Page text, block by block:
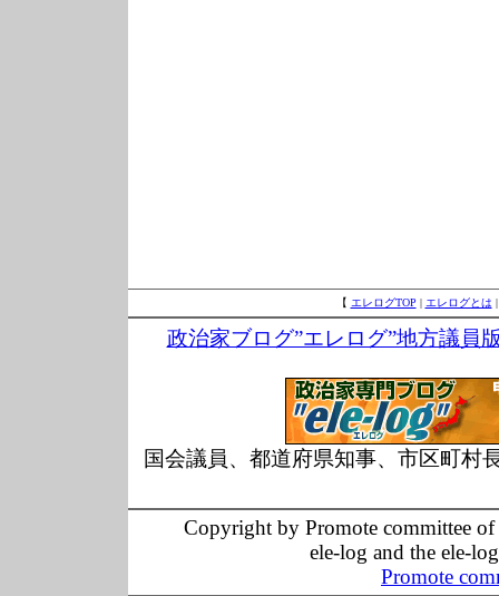
【 エレログTOP | エレログとは
政治家ブログ”エレログ”地方議員
国会議員、都道府県知事、市区町村
Copyright by Promote committee
ele-log and the ele-
Promote